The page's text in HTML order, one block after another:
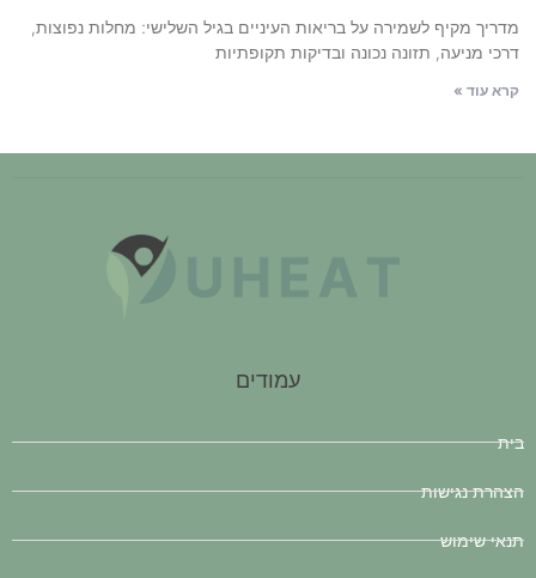
מדריך מקיף לשמירה על בריאות העיניים בגיל השלישי: מחלות נפוצות,
דרכי מניעה, תזונה נכונה ובדיקות תקופתיות
קרא עוד »
עמודים
בית
הצהרת נגישות
תנאי שימוש